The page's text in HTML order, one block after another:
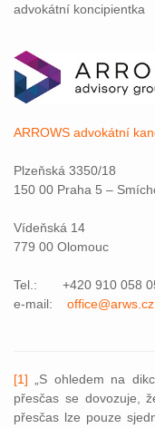
advokátní koncipientka
ARROWS advokátní
Plzeňská 3350/18
150 00 Praha 5 –
Vídeňská 14
779 00 Olomouc
Tel.: +420 910 058
e-mail: office@arws.cz
[1] „S ohledem na
přesčas se dovozuje,
přesčas lze pouze